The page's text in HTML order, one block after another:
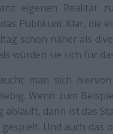
eigenen Realität
Publikum. Klar, die
schon näher als
würden sie sich für
man sich
Wenn zum
abläuft, dann ist das
Und auch